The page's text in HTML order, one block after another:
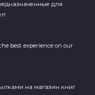
для
best experience on our
на магазин книг